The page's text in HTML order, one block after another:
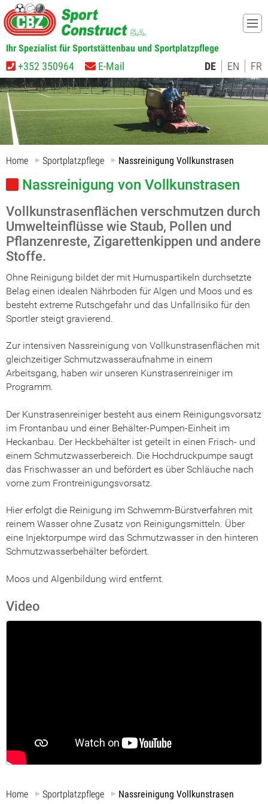
Home Sportplatzpflege Nassreinigung Vollkunstrasen
Nassreinigung von Vollkunstrasen
Vollkunstrasenflächen verschmutzen durch
Umwelteinflüsse wie Staub, Pollen und
Pflanzenreste, Zigarettenkippen und andere
Stoffe.
Ohne Reinigung bildet der mit Humuspartikeln durchsetzte
Belag einen idealen Nährboden für Algen und Moos und es
besteht extreme Rutschgefahr und das Unfallrisiko für den
Sportler steigt gravierend.
Zur intensiven Nassreinigung von Vollkunstrasenflächen mit
gleichzeitiger Schmutzwasseraufnahme in einem
Arbeitsgang, haben wir unseren Kunstrasenreiniger im
Programm.
Der Kunstrasenreiniger besteht aus einem Reinigungsvorsatz
im Frontanbau und einer Behälter-Pumpen-Einheit im
Heckanbau. Der Heckbehälter ist geteilt in einen Frisch- und
einem Schmutzwasserbereich. Die Hochdruckpumpe saugt
das Frischwasser an und befördert es über Schläuche nach
vorne zum Frontreinigungsvorsatz.
Hier erfolgt die Reinigung im Schwemm-Bürstverfahren mit
reinem Wasser ohne Zusatz von Reinigungsmitteln. Über
eine Injektorpumpe wird das Schmutzwasser in den hinteren
Schmutzwasserbehälter befördert.
Moos und Algenbildung wird entfernt.
Video
Home Sportplatzpflege Nassreinigung Vollkunstrasen
Ihr Spezialist für Sportstättenbau und Sportplatzpflege
+352 350964 E-Mail DE EN FR